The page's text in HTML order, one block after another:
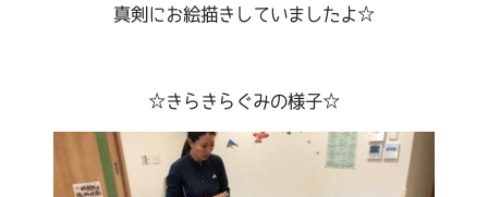
真剣にお絵描きしていましたよ☆
☆きらきらぐみの様子☆